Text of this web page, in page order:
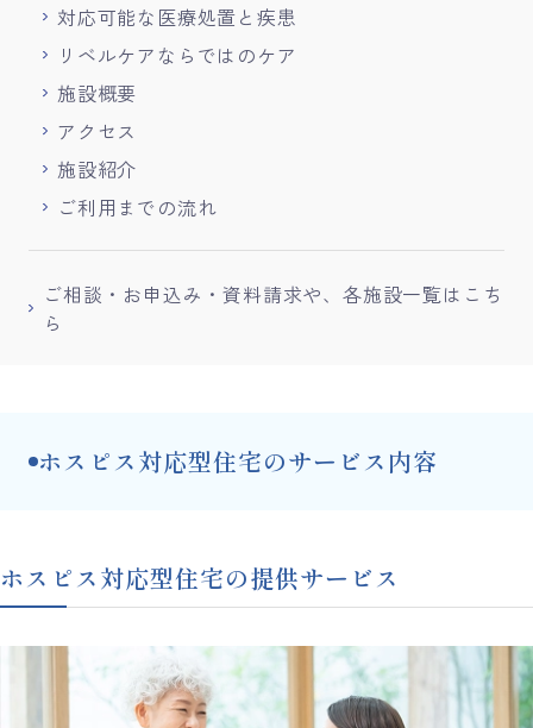
対応可能な医療処置と疾患
リベルケアならではのケア
施設概要
アクセス
施設紹介
ご利用までの流れ
ご相談・お申込み・資料請求や、各施設一覧はこち
ら
ホスピス対応型住宅のサービス内容
ホスピス対応型住宅の提供サービス